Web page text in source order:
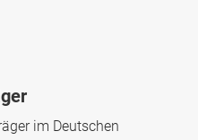
im Deutschen